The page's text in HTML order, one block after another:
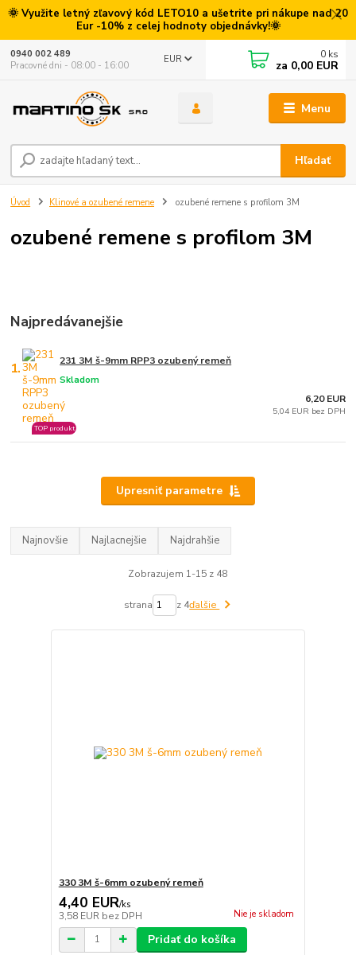
🌞 Využite letný zľavový kód LETO10 a ušetrite pri nákupe nad 20
Eur -10% z celej hodnoty objednávky!🌞
Menu
EUR
Hľadať
0940 002 489
Pracovné dni - 08:00 - 16:00
0 ks
za 0,00 EUR
Úvod Klinové a ozubené remene ozubené remene s profilom 3M
ozubené remene s profilom 3M
Najpredávanejšie
1. 231 3M š-9mm RPP3 ozubený remeň
Skladom
TOP produkt
6,20 EUR
5,04 EUR bez DPH
Upresniť parametre
Najnovšie Najlacnejšie Najdrahšie
Zobrazujem 1-15 z 48
strana z 4ďalšie
330 3M š-6mm ozubený remeň
4,40 EUR/ks
3,58 EUR bez DPH Nie je skladom
Pridať do košíka